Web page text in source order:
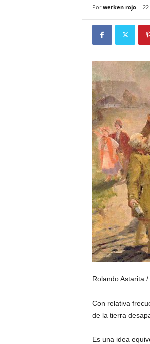
Por werken rojo-
Rolando Astarita
Con relativa
de la tierra
Es una idea